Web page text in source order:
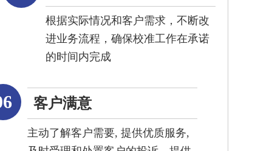
根据实际情况和客户需求，不断改
进业务流程，确保校准工作在承诺
的时间内完成
客户满意
主动了解客户需要, 提供优质服务,